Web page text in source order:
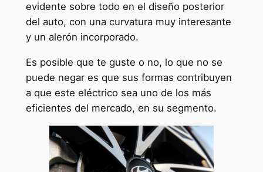
evidente sobre todo en el diseño posterior
del auto, con una curvatura muy interesante
y un alerón incorporado.
Es posible que te guste o no, lo que no se
puede negar es que sus formas contribuyen
a que este eléctrico sea uno de los más
eficientes del mercado, en su segmento.